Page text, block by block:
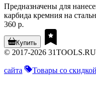
Предназначены для
карбида кремния на
360 р.
Купить
© 2017-2026 31TOOLS.RU
сайта Товары со скидкой